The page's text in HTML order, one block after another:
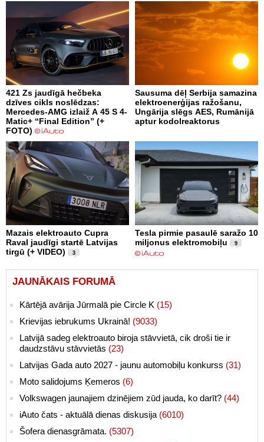
421 Zs jaudīgā hečbeka
dzīves cikls noslēdzas:
Mercedes-AMG izlaiž A 45 S 4-
Matic+ “Final Edition” (+
FOTO)
Sausuma dēļ Serbija samazina
elektroenerģijas ražošanu,
Ungārija slēgs AES, Rumānijā
aptur kodolreaktorus
Mazais elektroauto Cupra
Raval jaudīgi startē Latvijas
tirgū (+ VIDEO)
3
Tesla pirmie pasaulē saražo 10
miljonus elektromobiļu
9
JAUNĀKAIS FORUMĀ
Kārtējā avārija Jūrmalā pie Circle K (15)
Krievijas iebrukums Ukrainā! (9033)
Latvijā sadeg elektroauto biroja stāvvietā, cik droši tie ir
daudzstāvu stāvvietās (23)
Latvijas Gada auto 2027 - jaunu automobiļu konkurss (31)
Moto salidojums Ķemeros (6)
Volkswagen jaunajiem dzinējiem zūd jauda, ko darīt? (44)
iAuto čats - aktuālā dienas diskusija (6010)
Šofera dienasgrāmata. (5307)